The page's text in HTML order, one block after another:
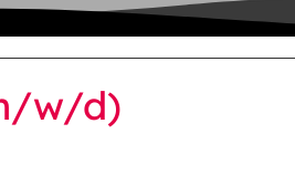
w/d)